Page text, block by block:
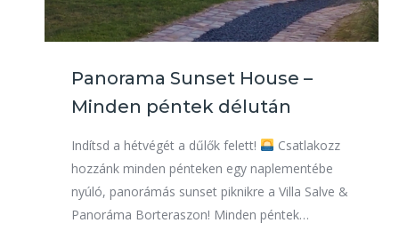
Panorama Sunset House –
Minden péntek délután
Indítsd a hétvégét a dűlők felett!
Csatlakozz
hozzánk minden pénteken egy naplementébe
nyúló, panorámás sunset piknikre a Villa Salve &
Panoráma Borteraszon! Minden péntek…